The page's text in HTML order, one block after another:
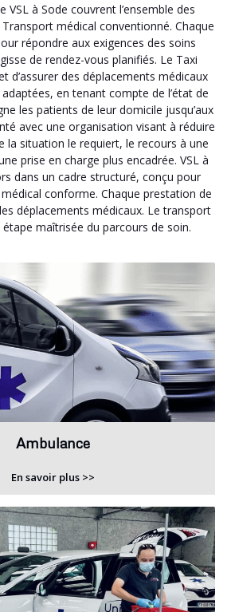
VSL à Sode couvrent l’ensemble des
médical conventionné. Chaque
répondre aux exigences des soins
de rendez-vous planifiés. Le Taxi
d’assurer des déplacements médicaux
en tenant compte de l’état de
les patients de leur domicile jusqu’aux
avec une organisation visant à réduire
la situation le requiert, le recours à une
prise en charge plus encadrée. VSL à
dans un cadre structuré, conçu pour
conforme. Chaque prestation de
déplacements médicaux. Le transport
maîtrisée du parcours de soin.
Ambulance
En savoir plus >>